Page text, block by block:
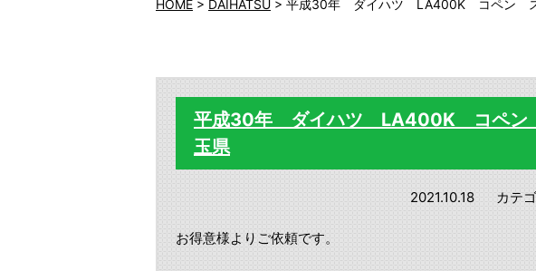
HOME > DAIHATSU > 平成30年 ダイハツ LA400K コペン
平成30年 ダイハツ LA400K コペ
玉県
2021.10.18 カテ
お得意様よりご依頼です。